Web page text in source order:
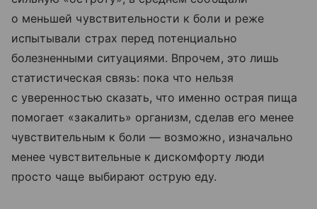
о меньшей чувствительности к боли и реже
испытывали страх перед потенциально
болезненными ситуациями. Впрочем, это лишь
статистическая связь: пока что нельзя
с уверенностью сказать, что именно острая пища
помогает «закалить» организм, сделав его менее
чувствительным к боли — возможно, изначально
менее чувствительные к дискомфорту люди
просто чаще выбирают острую еду.